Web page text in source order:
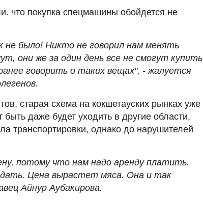
что покупка спецмашины обойдется не
не было! Никто не говорил нам менять
они же за один день все не смогут купить
говорить о таких вещах", - жалуется
старая схема на кокшетауских рынках уже
даже будет уходить в другие области,
транспортировки, однако до нарушителей
потому что нам надо аренду платить.
Цена вырастет мяса. Она и так
Айнур Аубакирова.